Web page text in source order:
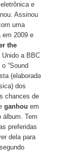
e
Assinou
uma
em 2009 e
the
a BBC
“Sound
(elaborada
dos
chances de
ganhou em
álbum. Tem
preferidas
dela para